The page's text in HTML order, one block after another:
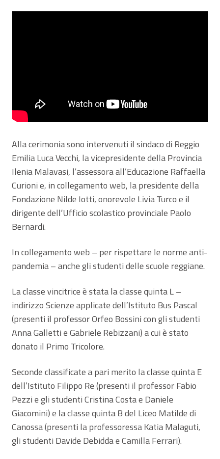
Alla cerimonia sono intervenuti il sindaco di Reggio
Emilia Luca Vecchi, la vicepresidente della Provincia
Ilenia Malavasi, l’assessora all’Educazione Raffaella
Curioni e, in collegamento web, la presidente della
Fondazione Nilde Iotti, onorevole Livia Turco e il
dirigente dell’Ufficio scolastico provinciale Paolo
Bernardi.
In collegamento web – per rispettare le norme anti-
pandemia – anche gli studenti delle scuole reggiane.
La classe vincitrice è stata la classe quinta L –
indirizzo Scienze applicate dell’Istituto Bus Pascal
(presenti il professor Orfeo Bossini con gli studenti
Anna Galletti e Gabriele Rebizzani) a cui è stato
donato il Primo Tricolore.
Seconde classificate a pari merito la classe quinta E
dell’Istituto Filippo Re (presenti il professor Fabio
Pezzi e gli studenti Cristina Costa e Daniele
Giacomini) e la classe quinta B del Liceo Matilde di
Canossa (presenti la professoressa Katia Malaguti,
gli studenti Davide Debidda e Camilla Ferrari).